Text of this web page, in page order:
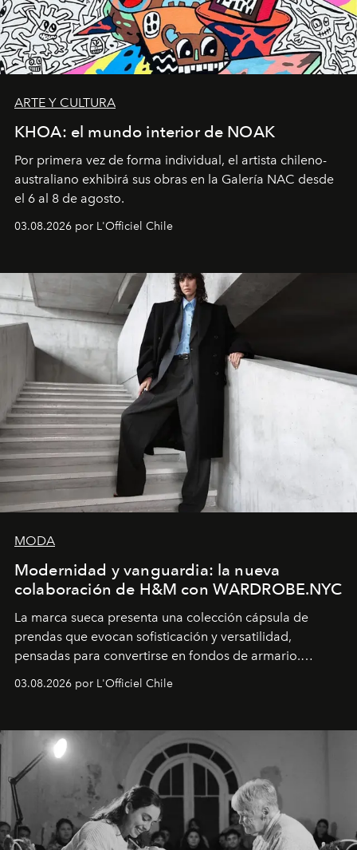
ARTE Y CULTURA
KHOA: el mundo interior de NOAK
Por primera vez de forma individual, el artista chileno-
australiano exhibirá sus obras en la Galería NAC desde
el 6 al 8 de agosto.
03.08.2026 por L'Officiel Chile
MODA
Modernidad y vanguardia: la nueva
colaboración de H&M con WARDROBE.NYC
La marca sueca presenta una colección cápsula de
prendas que evocan sofisticación y versatilidad,
pensadas para convertirse en fondos de armario.
Disponible en Chile desde el 6 de agosto.
03.08.2026 por L'Officiel Chile